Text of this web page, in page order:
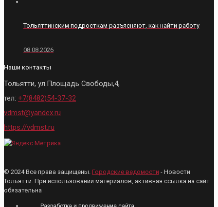
Тольяттинским подросткам разъясняют, как найти работу
08.08.2026
Наши контакты
Тольятти, ул.Площадь Свободы,4,
тел: +7(8482)54-37-32
vdmst@yandex.ru
https://vdmst.ru
© 2024 Все права защищены. Городские ведомости - Новости
Тольятти. При использовании материалов, активная ссылка на сайт
обязательна